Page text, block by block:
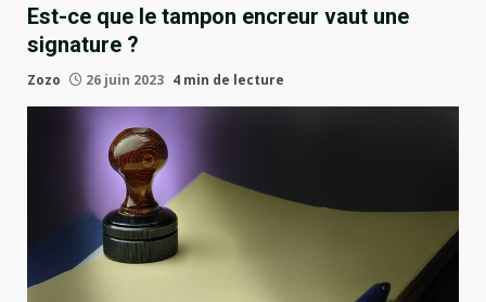
Est-ce que le tampon encreur vaut une
signature ?
Zozo 26 juin 2023 4 min de lecture